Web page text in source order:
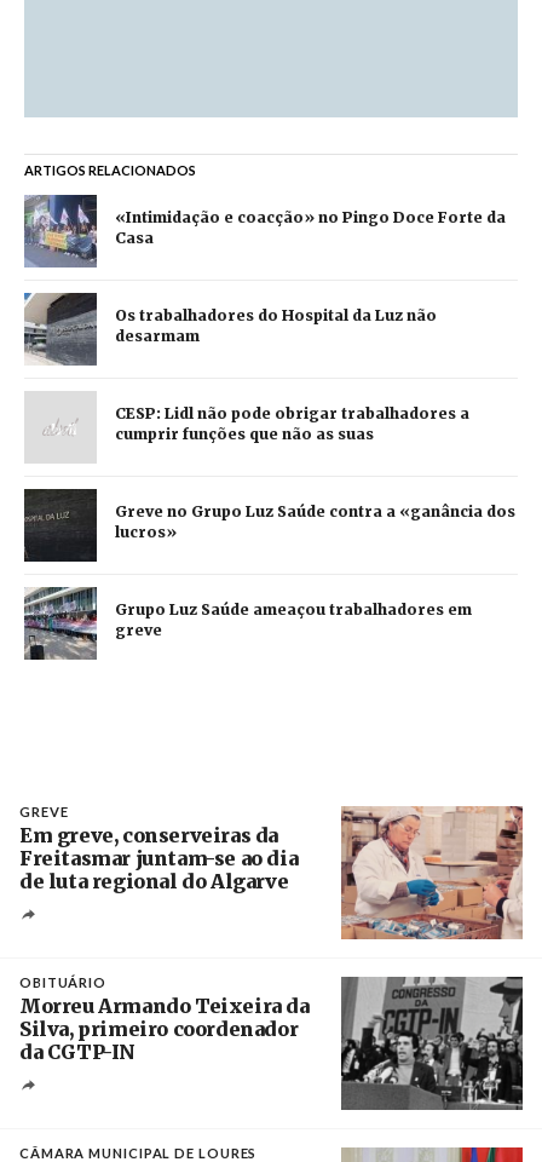
ARTIGOS RELACIONADOS
«Intimidação e coacção» no Pingo Doce Forte da
Casa
Os trabalhadores do Hospital da Luz não
desarmam
CESP: Lidl não pode obrigar trabalhadores a
cumprir funções que não as suas
Greve no Grupo Luz Saúde contra a «ganância dos
lucros»
Grupo Luz Saúde ameaçou trabalhadores em
greve
GREVE
Em greve, conserveiras da
Freitasmar juntam-se ao dia
de luta regional do Algarve
OBITUÁRIO
Morreu Armando Teixeira da
Silva, primeiro coordenador
da CGTP-IN
CÂMARA MUNICIPAL DE LOURES